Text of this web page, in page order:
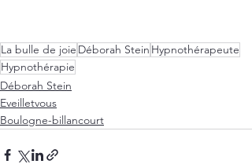
La bulle de joie Déborah Stein Hypnothérapeute
Hypnothérapie
Déborah Stein
Eveilletvous
Boulogne-billancourt